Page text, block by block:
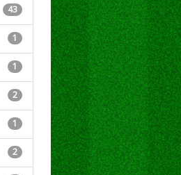
43
1
1
2
1
2